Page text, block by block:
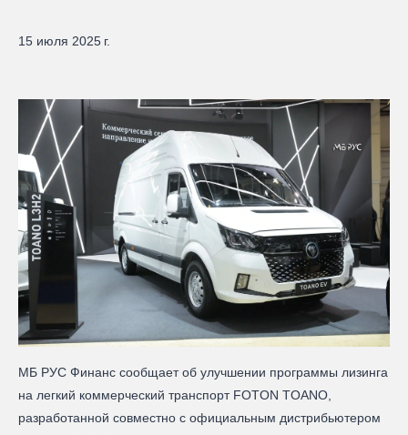
15 июля 2025 г.
МБ РУС Финанс сообщает об улучшении программы лизинга
на легкий коммерческий транспорт FOTON TOANO,
разработанной совместно с официальным дистрибьютером